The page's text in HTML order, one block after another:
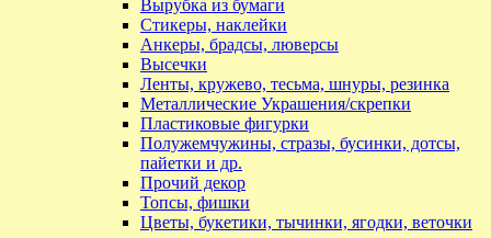
Вырубка из бумаги
Стикеры, наклейки
Анкеры, брадсы, люверсы
Высечки
Ленты, кружево, тесьма, шнуры, резинка
Металлические Украшения/скрепки
Пластиковые фигурки
Полужемчужины, стразы, бусинки, дотсы,
пайетки и др.
Прочий декор
Топсы, фишки
Цветы, букетики, тычинки, ягодки, веточки